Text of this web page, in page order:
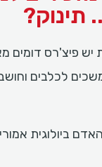
תינוק?
יש פיצ'רס דומים
לכלבים
ביולוגית